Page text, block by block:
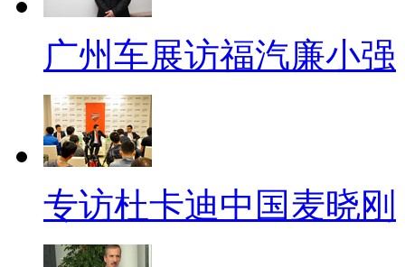
广州车展访福汽廉小强
专访杜卡迪中国麦晓刚